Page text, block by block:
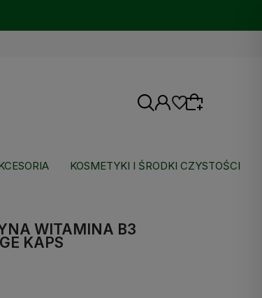
się, aby przywrócić dodane
do listy z poprzedniej sesji.
KOSMETYKI I ŚRODKI CZYSTOŚCI
WITAMINA B3
KAPS